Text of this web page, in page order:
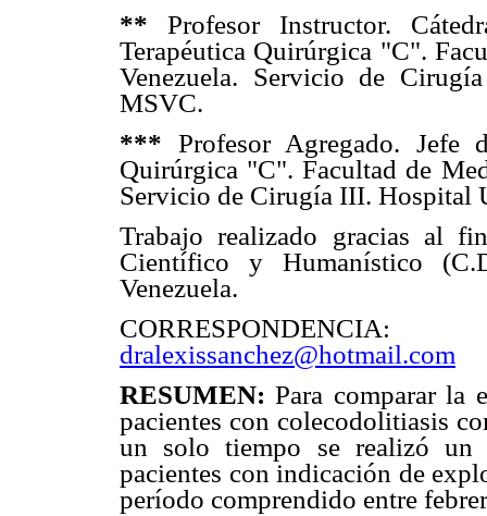
** Profesor Instructor.
Terapéutica Quirúrgica "C".
Venezuela. Servicio de
MSVC.
*** Profesor Agregado. Jefe
Quirúrgica "C". Facultad de
Servicio de Cirugía III. Hospital
Trabajo realizado gracias al
Científico y Humanístico
Venezuela.
dralexissanchez@hotmail.com
RESUMEN:Para comparar la
pacientes con colecodolitiasis
un solo tiempo se realizó un
pacientes con indicación de
período comprendido entre